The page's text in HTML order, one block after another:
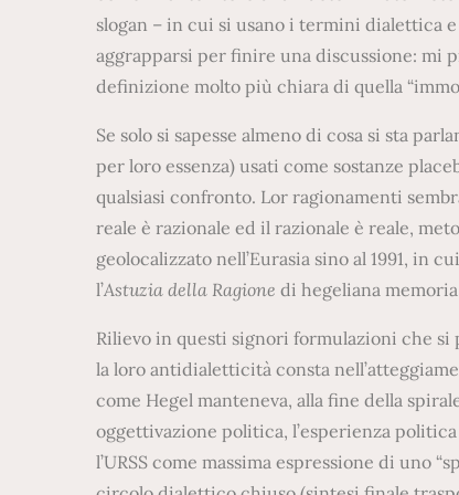
slogan – in cui si usano i termini dialettica
aggrapparsi per finire una discussione: mi
definizione molto più chiara di quella
Se solo si sapesse almeno di cosa si sta
per loro essenza) usati come sostanze
qualsiasi confronto. Lor ragionamenti
reale è razionale ed il razionale è reale,
geolocalizzato nell’Eurasia sino al 1991, in
l’Astuzia della Ragione di hegeliana
Rilievo in questi signori formulazioni che
la loro antidialetticità consta
come Hegel manteneva, alla fine della
oggettivazione politica, l’esperienza
l’URSS come massima espressione di uno